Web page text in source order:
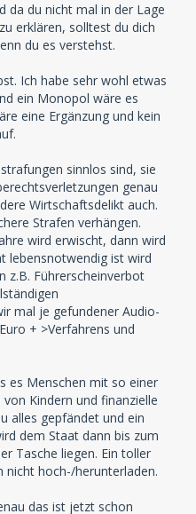
da du nicht mal in der Lage
erklären, solltest du dich
du es verstehst.
Ich habe sehr wohl etwas
ein Monopol wäre es
eine Ergänzung und kein
sinnlos sind, sie
genau
Wirtschaftsdelikt auch.
Strafen verhängen.
wird erwischt, dann wird
lebensnotwendig ist wird
z.B. Führerscheinverbot
mal je gefundener Audio-
+ >Verfahrens und
es Menschen mit so einer
Kindern und finanzielle
alles gepfändet und ein
dem Staat dann bis zum
Tasche liegen. Ein toller
nicht hoch-/herunterladen.
das ist jetzt schon